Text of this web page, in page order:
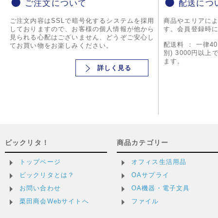
ご注文について
ご注文内容はSSLで暗号化するシステムを採用
しておりますので、お客様の個人情報が他から
見られる心配はございません、どうぞご安心し
てお買い物をお楽しみください。
詳しく見る
配送につ
商品やエリアに
す。会員登録時
配送料 ： 一律
別) 3000円以上
ます。
ビックリタ！
トップページ
ビックリタとは？
お問い合わせ
栗田商会Webサイトへ
商品カテゴリー
オフィス生活用品
OAサプライ
OA機器・電子文具
ファイル